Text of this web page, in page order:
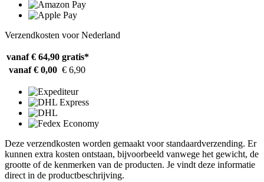
Verzendkosten voor Nederland
vanaf € 64,90 gratis*
vanaf € 0,00 € 6,90
Deze verzendkosten worden gemaakt voor standaardverzending. Er
kunnen extra kosten ontstaan, bijvoorbeeld vanwege het gewicht, de
grootte of de kenmerken van de producten. Je vindt deze informatie
direct in de productbeschrijving.